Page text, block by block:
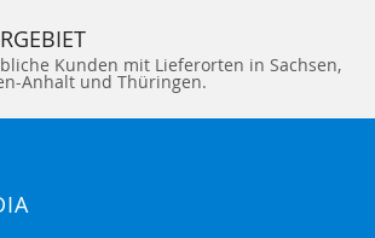
Kunden mit Lieferorten in Sachsen,
Anhalt und Thüringen.